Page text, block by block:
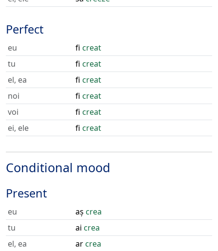
Perfect
eu fi creat
tu
fi creat
el, ea
fi creat
noi
fi creat
voi
fi creat
ei, ele
fi creat
Conditional mood
Present
eu aș crea
tu
ai crea
el, ea
arcrea